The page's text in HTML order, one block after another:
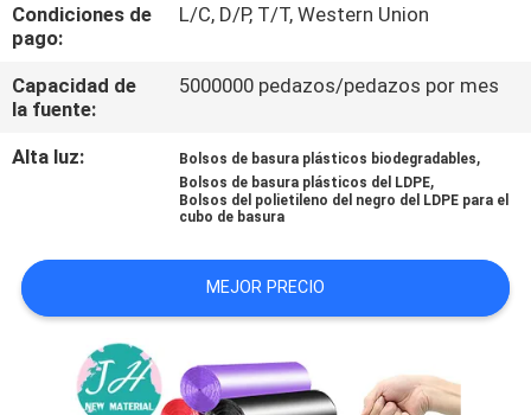
ÉNTRENOS
EN
CONTACTO
CON
PIDA
Condiciones de
pago:
L/C, D/P, T/T, Western Union
Capacidad de
la fuente:
5000000 pedazos/pedazos por mes
Alta luz: Bolsos de basura plásticos biodegradables,
Bolsos de basura plásticos del LDPE,
Bolsos del polietileno del negro del LDPE para el
cubo de basura
MEJOR PRECIO